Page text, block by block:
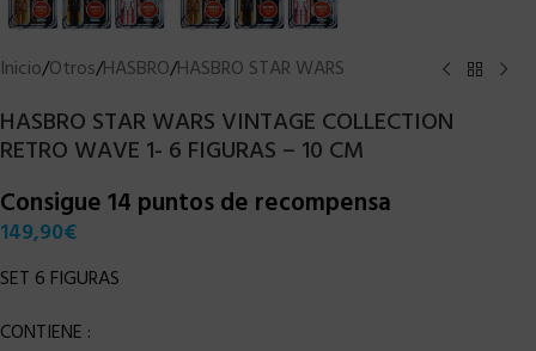
Inicio/Otros/HASBRO/HASBRO STAR WARS
HASBRO STAR WARS VINTAGE COLLECTION
RETRO WAVE 1- 6 FIGURAS – 10 CM
Consigue 14 puntos de recompensa
149,90€
SET 6 FIGURAS
CONTIENE :